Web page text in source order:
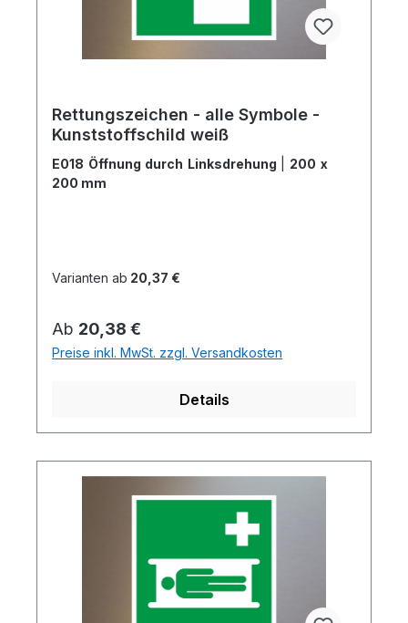
Rettungszeichen - alle Symbole -
Kunststoffschild weiß
E018 Öffnung durch Linksdrehung
200 x
200 mm
Varianten ab 20,37 €
Regulärer Preis:
Ab 20,38 €
Preise inkl. MwSt. zzgl. Versandkosten
Details